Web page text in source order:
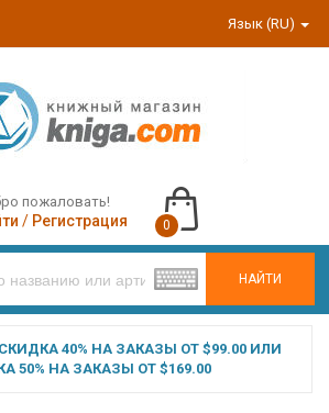
Язык (RU)
НАЙТИ
пожаловать!
/ Регистрация 0
40% НА ЗАКАЗЫ ОТ $99.00 ИЛИ
50% НА ЗАКАЗЫ ОТ $169.00